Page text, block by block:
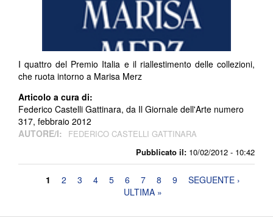
Pubblicato il: 10/02/2012 - 10:42
I quattro del Premio Italia e il riallestimento delle collezioni,
che ruota intorno a Marisa Merz
Articolo a cura di:
Federico Castelli Gattinara, da Il Giornale dell'Arte numero
317, febbraio 2012
AUTORE/I:
FEDERICO CASTELLI GATTINARA
Pagine
1 2 3 4 5 6 7 8 9
SEGUENTE ›
ULTIMA »